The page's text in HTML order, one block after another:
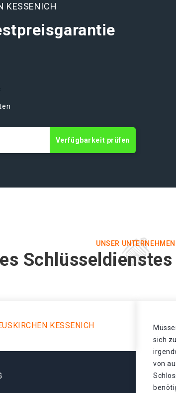
KESSENICH
Verfügbarkeit prüfen
UNSER UNTERNEHMEN
KESSENICH
sich
von